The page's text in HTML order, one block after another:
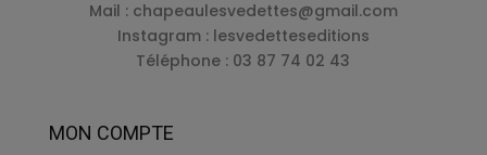
Mail : chapeaulesvedettes@gmail.com
Instagram : lesvedetteseditions
Téléphone : 03 87 74 02 43
MON COMPTE